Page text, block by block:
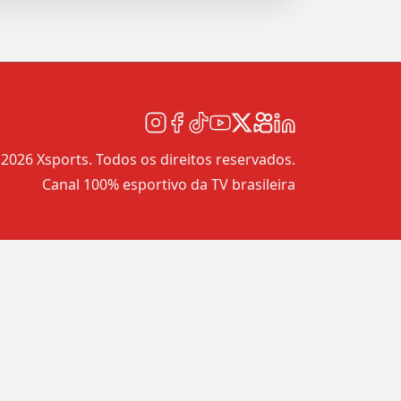
Xsports. Todos os direitos reservados.
Canal 100% esportivo da TV brasileira